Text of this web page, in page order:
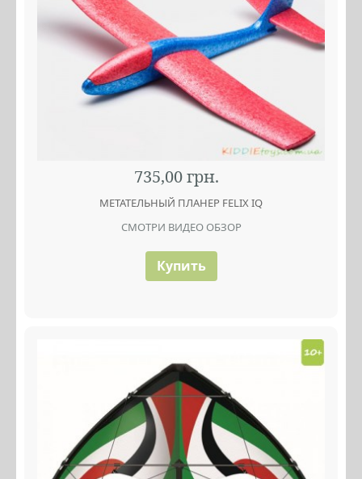
735,00 грн.
МЕТАТЕЛЬНЫЙ ПЛАНЕР FELIX IQ
СМОТРИ ВИДЕО ОБЗОР
Купить